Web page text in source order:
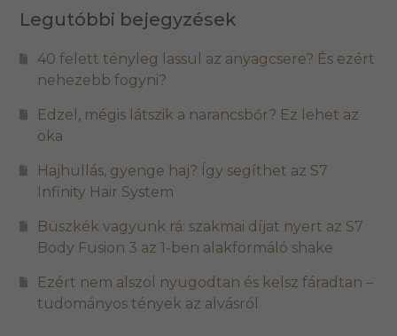
Legutóbbi bejegyzések
40 felett tényleg lassul az anyagcsere? És ezért
nehezebb fogyni?
Edzel, mégis látszik a narancsbőr? Ez lehet az
oka
Hajhullás, gyenge haj? Így segíthet az S7
Infinity Hair System
Büszkék vagyunk rá: szakmai díjat nyert az S7
Body Fusion 3 az 1-ben alakformáló shake
Ezért nem alszol nyugodtan és kelsz fáradtan –
tudományos tények az alvásról